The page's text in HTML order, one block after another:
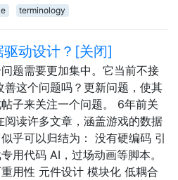
terminology
驱动设计？[关闭]
题需要更加集中。它当前不接
善这个问题吗？更新问题，使其
子来关注一个问题。 6年前关
阅读许多文章，涵盖游戏的数据
乎可以归结为： 没有硬编码 引
用代码 AI，过场动画等脚本。
用性 元件设计 模块化 低耦合